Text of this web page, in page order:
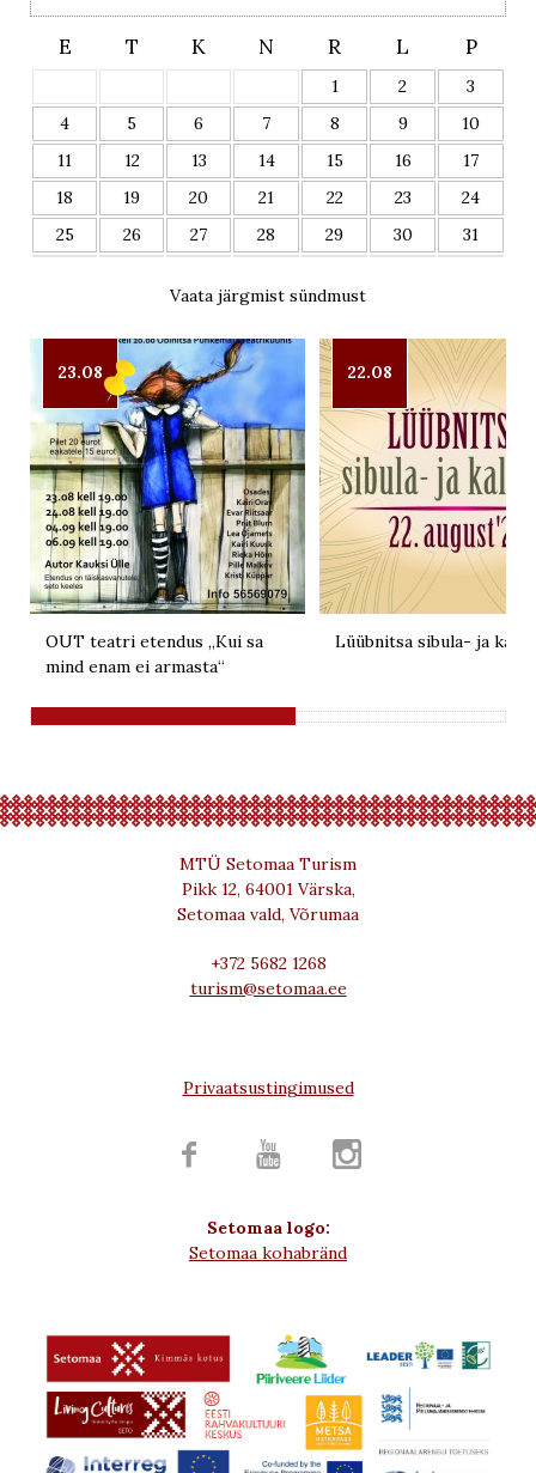
E T K N R L P
1 2
3
4
5 6 7 8 9
10
11
12 13 14 15 16
17
18
19 20 21 22 23
24
25
26 27 28 29 30 31
Vaata järgmist sündmust
23.08
OUT teatri etendus „Kui sa
mind enam ei armasta“
22.08
Lüübnitsa sibula- ja
MTÜ Setomaa Turism
Pikk 12, 64001 Värska,
Setomaa vald, Võrumaa
+372 5682 1268
turism@setomaa.ee
Privaatsustingimused
  
Setomaa logo:
Setomaa kohabränd